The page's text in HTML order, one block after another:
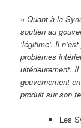
« Quant à la
soutien au
‘légitime’. Il
problèmes
ultérieurement. Il
gouvernement
produit sur son
Les